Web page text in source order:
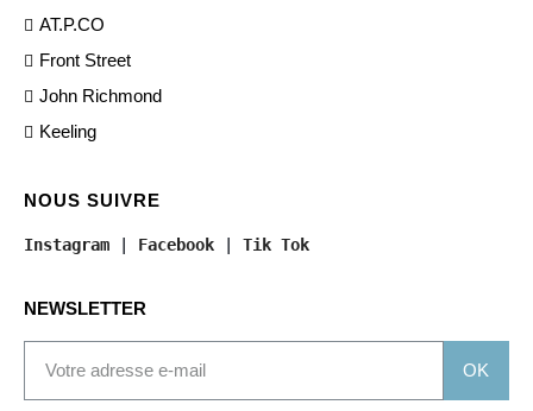
AT.P.CO
Front Street
John Richmond
Keeling
NOUS SUIVRE
Instagram | Facebook | Tik Tok
NEWSLETTER
OK